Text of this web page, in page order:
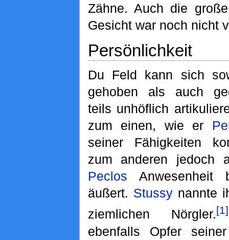
Zähne. Auch die
Gesicht war noch nicht
Persönlichkeit
Du Feld kann sich
gehoben als auch
teils unhöflich
zum einen, wie er
seiner Fähigkeiten
zum anderen jedoch
Peclos Anwesenheit
äußert. Stussynannte
ziemlichen Nörgler.[1]
ebenfalls Opfer